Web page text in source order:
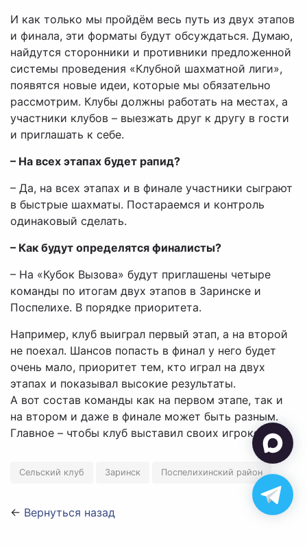
И как только мы пройдём весь путь из двух этапов
и финала, эти форматы будут обсуждаться. Думаю,
найдутся сторонники и противники предложенной
системы проведения «Клубной шахматной лиги»,
появятся новые идеи, которые мы обязательно
рассмотрим. Клубы должны работать на местах, а
участники клубов – выезжать друг к другу в гости
и приглашать к себе.
– На всех этапах будет рапид?
– Да, на всех этапах и в финале участники сыграют
в быстрые шахматы. Постараемся и контроль
одинаковый сделать.
– Как будут определятся финалисты?
– На «Кубок Вызова» будут приглашены четыре
команды по итогам двух этапов в Заринске и
Поспелихе. В порядке приоритета.
Например, клуб выиграл первый этап, а на второй
не поехал. Шансов попасть в финал у него будет
очень мало, приоритет тем, кто играл на двух
этапах и показывал высокие результаты.
А вот состав команды как на первом этапе, так и
на втором и даже в финале может быть разным.
Главное – чтобы клуб выставил своих игроков.
Сельский клуб Заринск Поспелихинский район
← Вернуться назад